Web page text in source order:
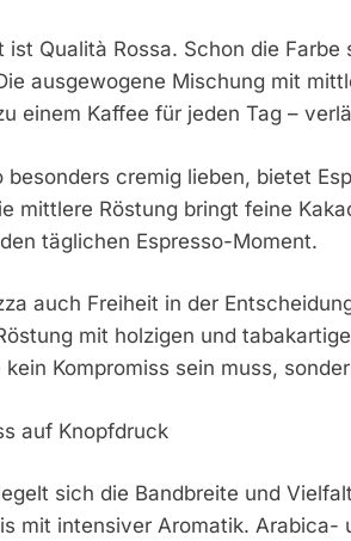
ist Qualità Rossa. Schon die
ausgewogene Mischung mit
einem Kaffee für jeden Tag –
besonders cremig lieben, bietet
mittlere Röstung bringt feine
täglichen Espresso-Moment.
auch Freiheit in der
mit holzigen und
Kompromiss sein muss,
auf Knopfdruck
sich die Bandbreite und
mit intensiver Aromatik.